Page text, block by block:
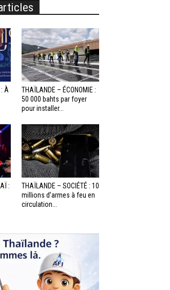
: À
THAÏLANDE – ÉCONOMIE :
50 000 bahts par foyer
pour installer...
:
THAÏLANDE – SOCIÉTÉ : 10
millions d’armes à feu en
circulation...